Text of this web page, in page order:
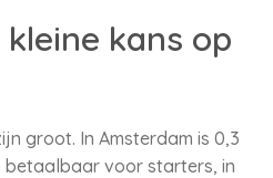
kans op
groot. In Amsterdam is 0,3
betaalbaar voor starters, in